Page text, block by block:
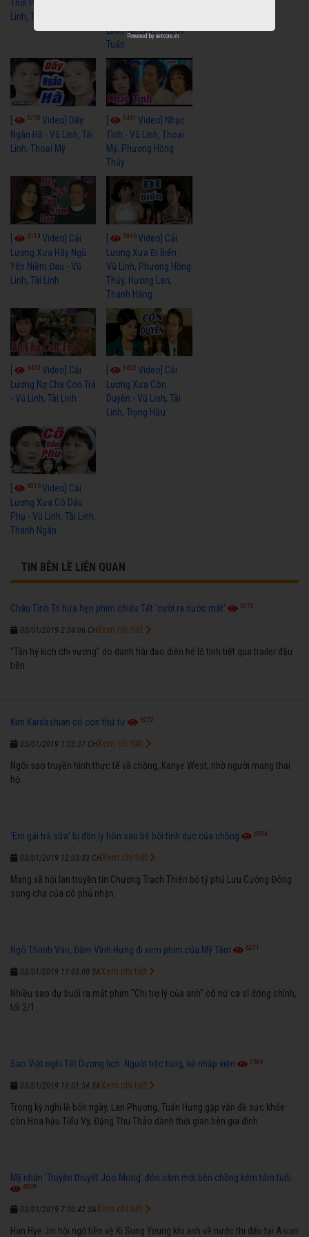
Thời Phóng Đãng - Vũ
Linh, Tài Linh, Chí Linh
Linh, Tài Linh, Khánh
Tuấn
3770 Video] Dãy
Ngân Hà - Vũ Linh, Tài
Linh, Thoại Mỹ
3441Video] Nhạc
Tình - Vũ Linh, Thoại
Mỹ, Phương Hồng
Thủy
4114Video] Cải
Lương Xưa Hãy Ngủ
Yên Niềm Đau - Vũ
Linh, Tài Linh
3966Video] Cải
Lương Xưa Đi Biển -
Vũ Linh, Phương Hồng
Thủy, Hương Lan,
Thanh Hằng
4433 Video] Cải
Lương Nợ Cha Con Trả
- Vũ Linh, Tài Linh
3602Video] Cải
Lương Xưa Còn
Duyên - Vũ Linh, Tài
Linh, Trọng Hữu
[ 4016Video] Cải
Lương Xưa Cô Dâu
Phụ - Vũ Linh, Tài Linh,
Thanh Ngân
TIN BÊN LỀ LIÊN QUAN
Châu Tinh Trì hứa hẹn phim chiếu Tết 'cười ra nước mắt' 6772
03/01/2019 2:04:06 CH
"Tân hỷ kịch chi vương" do danh hài đạo diễn hé lộ tình tiết qua trailer đầu
tiên.
Xem chi tiết
Kim Kardashian có con thứ tư 6272
03/01/2019 1:03:37 CH
Ngôi sao truyền hình thực tế và chồng, Kanye West, nhờ người mang thai
hộ.
Xem chi tiết
'Em gái trà sữa' bị đồn ly hôn sau bê bối tình dục của chồng 6594
03/01/2019 12:03:33 CH
Mạng xã hội lan truyền tin Chương Trạch Thiên bỏ tỷ phú Lưu Cường Đông
song cha của cô phủ nhận.
Xem chi tiết
Ngô Thanh Vân, Đàm Vĩnh Hưng đi xem phim của Mỹ Tâm 6271
03/01/2019 11:03:00 SA
Nhiều sao dự buổi ra mắt phim "Chị trợ lý của anh" có nữ ca sĩ đóng chính,
tối 2/1.
Xem chi tiết
Sao Việt nghỉ Tết Dương lịch: Người tiệc tùng, kẻ nhập viện 7683
03/01/2019 10:01:54 SA
Trong kỳ nghỉ lễ bốn ngày, Lan Phương, Tuấn Hưng gặp vấn đề sức khỏe
còn Hoa hậu Tiểu Vy, Đặng Thu Thảo dành thời gian bên gia đình.
Xem chi tiết
Mỹ nhân 'Truyền thuyết Joo Mong' đón năm mới bên chồng kém tám tuổi
4509
03/01/2019 7:00:42 SA
Han Hye Jin hội ngộ tiền vệ Ki Sung Yeung khi anh về nước thi đấu tại Asian
Xem chi tiết
Powered bynetcore.vn